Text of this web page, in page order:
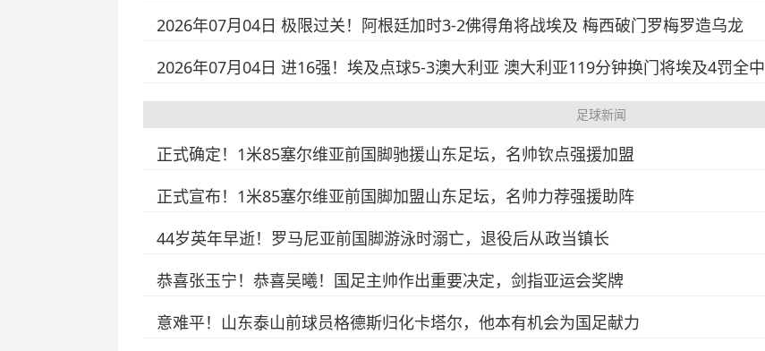
2026年07月04日 极限过关！阿根廷加时3-2佛得角将战埃及 梅西破门罗梅罗造乌龙
2026年07月04日 进16强！埃及点球5-3澳大利亚 澳大利亚119分钟换门将埃及4罚全中
足球新闻
正式确定！1米85塞尔维亚前国脚驰援山东足坛，名帅钦点强援加盟
正式宣布！1米85塞尔维亚前国脚加盟山东足坛，名帅力荐强援助阵
44岁英年早逝！罗马尼亚前国脚游泳时溺亡，退役后从政当镇长
恭喜张玉宁！恭喜吴曦！国足主帅作出重要决定，剑指亚运会奖牌
意难平！山东泰山前球员格德斯归化卡塔尔，他本有机会为国足献力